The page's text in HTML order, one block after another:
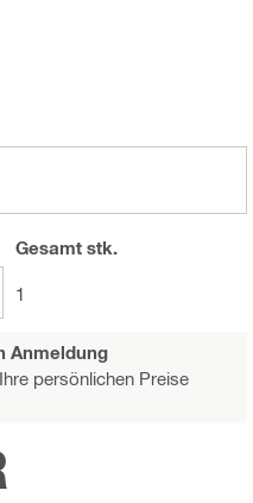
Gesamtstk.
1
Anmeldung
persönlichen Preise